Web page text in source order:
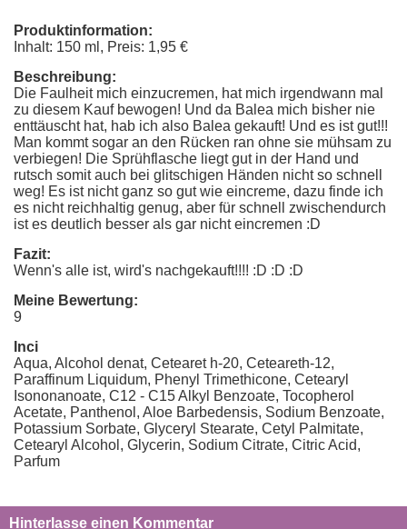
Produktinformation:
Inhalt: 150 ml, Preis: 1,95 €
Beschreibung:
Die Faulheit mich einzucremen, hat mich irgendwann mal
zu diesem Kauf bewogen! Und da Balea mich bisher nie
enttäuscht hat, hab ich also Balea gekauft! Und es ist gut!!!
Man kommt sogar an den Rücken ran ohne sie mühsam zu
verbiegen! Die Sprühflasche liegt gut in der Hand und
rutsch somit auch bei glitschigen Händen nicht so schnell
weg! Es ist nicht ganz so gut wie eincreme, dazu finde ich
es nicht reichhaltig genug, aber für schnell zwischendurch
ist es deutlich besser als gar nicht eincremen :D
Fazit:
Wenn's alle ist, wird's nachgekauft!!!! :D :D :D
Meine Bewertung:
9
Inci
Aqua, Alcohol denat, Cetearet h-20, Ceteareth-12,
Paraffinum Liquidum, Phenyl Trimethicone, Cetearyl
Isononanoate, C12 - C15 Alkyl Benzoate, Tocopherol
Acetate, Panthenol, Aloe Barbedensis, Sodium Benzoate,
Potassium Sorbate, Glyceryl Stearate, Cetyl Palmitate,
Cetearyl Alcohol, Glycerin, Sodium Citrate, Citric Acid,
Parfum
Hinterlasse einen Kommentar